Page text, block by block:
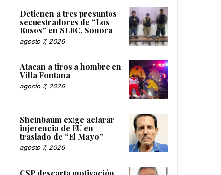
Detienen a tres presuntos
secuestradores de “Los
Rusos” en SLRC, Sonora
agosto 7, 2026
Atacan a tiros a hombre en
Villa Fontana
agosto 7, 2026
Sheinbaum exige aclarar
injerencia de EU en
traslado de “El Mayo”
agosto 7, 2026
CSP descarta motivación